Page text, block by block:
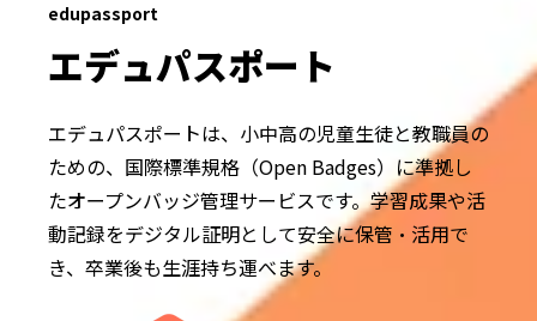
edupassport
エデュパスポート
エデュパスポートは、小中高の児童生徒と教職員の
ための、国際標準規格（Open Badges）に準拠し
たオープンバッジ管理サービスです。学習成果や活
動記録をデジタル証明として安全に保管・活用で
き、卒業後も生涯持ち運べます。